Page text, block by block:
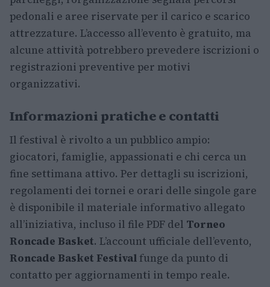
pedonali e aree riservate per il carico e scarico
attrezzature. L’accesso all’evento è gratuito, ma
alcune attività potrebbero prevedere iscrizioni o
registrazioni preventive per motivi
organizzativi.
Informazioni pratiche e contatti
Il festival è rivolto a un pubblico ampio:
giocatori, famiglie, appassionati e chi cerca un
fine settimana attivo. Per dettagli su iscrizioni,
regolamenti dei tornei e orari delle singole gare
è disponibile il materiale informativo allegato
all’iniziativa, incluso il file PDF del Torneo
Roncade Basket. L’account ufficiale dell’evento,
Roncade Basket Festival funge da punto di
contatto per aggiornamenti in tempo reale.